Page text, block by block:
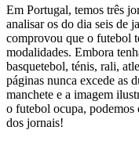
Em Portugal, temos três
analisar os do dia seis de
comprovou que o futebol
modalidades. Embora
basquetebol, ténis, rali,
páginas nunca excede as
manchete e a imagem
o futebol ocupa,
dos jornais!